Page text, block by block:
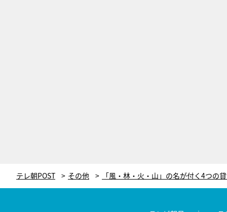
テレ朝POST その他